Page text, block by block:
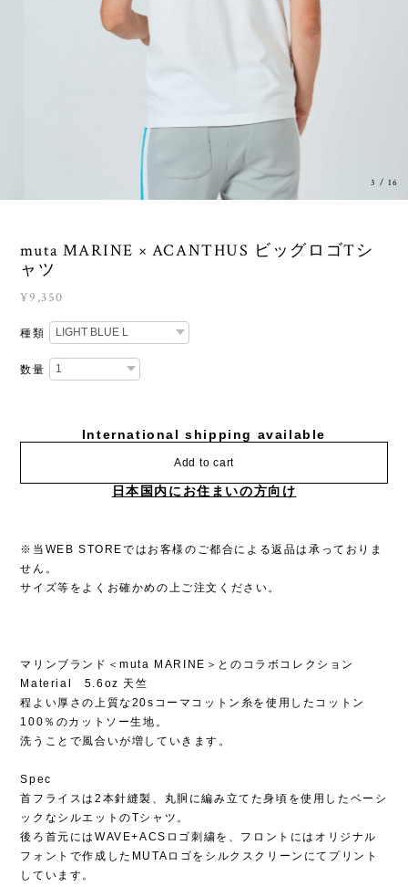
3 / 16
muta MARINE × ACANTHUS ビッグロゴTシ
ャツ
¥9,350
種類
数量
International shipping available
Add to cart
日本国内にお住まいの方向け
※当WEB STOREではお客様のご都合による返品は承っておりま
せん。
サイズ等をよくお確かめの上ご注文ください。
マリンブランド＜muta MARINE＞とのコラボコレクション
Material 5.6oz 天竺
程よい厚さの上質な20sコーマコットン糸を使用したコットン
100％のカットソー生地。
洗うことで風合いが増していきます。
Spec
首フライスは2本針縫製、丸胴に編み立てた身頃を使用したベーシ
ックなシルエットのTシャツ。
後ろ首元にはWAVE+ACSロゴ刺繍を、フロントにはオリジナル
フォントで作成したMUTAロゴをシルクスクリーンにてプリント
しています。